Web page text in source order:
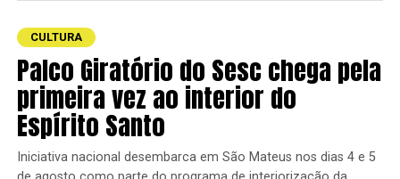
Betânia
CULTURA
Palco Giratório do Sesc chega pela
primeira vez ao interior do
Espírito Santo
Iniciativa nacional desembarca em São Mateus nos dias 4 e 5